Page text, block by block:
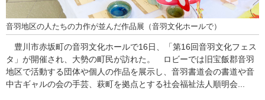
音羽地区の人たちの力作が並んだ作品展（音羽文化ホールで）
豊川市赤坂町の音羽文化ホールで16日、「第16回音羽文化フェス
タ」が開催され、大勢の町民が訪れた。 ロビーでは旧宝飯郡音羽
地区で活動する団体や個人の作品を展示し、音羽書道会の書道や音
中古ギャルの会の手芸、萩町を拠点とする社会福祉法人順明会...